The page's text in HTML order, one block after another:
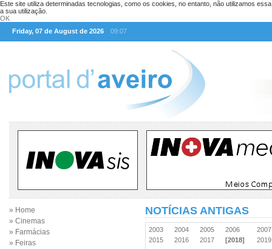
Este site utiliza determinadas tecnologias, como os cookies, no entanto, não utilizamos
a sua utilização.
OK
Friday, 07 de August de 2026
09:07
» Home
» Cinemas
» Farmácias
» Feiras
NOTÍCIAS ANTIGAS
2003 2004 2005 2006
2015
2016 2017 [2018]